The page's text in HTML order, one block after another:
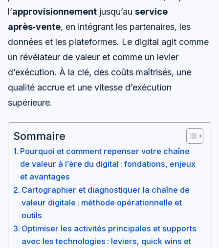
l’approvisionnement jusqu’au service
après‑vente, en intégrant les partenaires, les
données et les plateformes. Le digital agit comme
un révélateur de valeur et comme un levier
d’exécution. À la clé, des coûts maîtrisés, une
qualité accrue et une vitesse d’exécution
supérieure.
Sommaire
Pourquoi et comment repenser votre chaîne
de valeur à l’ère du digital : fondations, enjeux
et avantages
Cartographier et diagnostiquer la chaîne de
valeur digitale : méthode opérationnelle et
outils
Optimiser les activités principales et supports
avec les technologies : leviers, quick wins et